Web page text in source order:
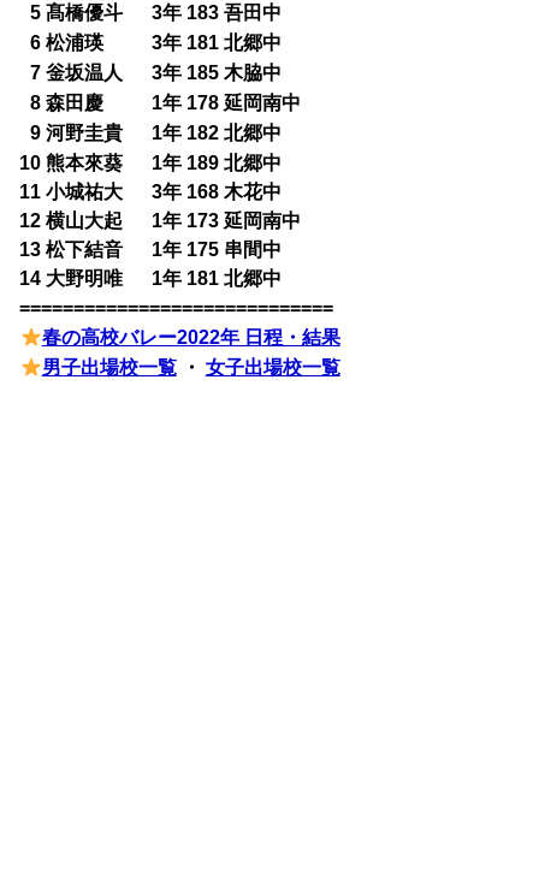
05 髙橋優斗 3年 183 吾田中
06 松浦瑛 3年 181 北郷中
07 釡坂温人 3年 185 木脇中
08 森田慶 1年 178 延岡南中
09 河野圭貴 1年 182 北郷中
10 熊本來葵 1年 189 北郷中
11 小城祐大 3年 168 木花中
12 横山大起 1年 173 延岡南中
13 松下結音 1年 175 串間中
14 大野明唯 1年 181 北郷中
=============================
春の高校バレー2022年 日程・結果
男子出場校一覧・ 女子出場校一覧